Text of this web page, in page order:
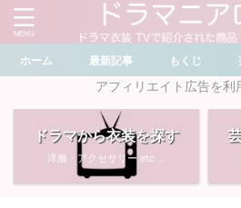
＼ ドラマ・芸能人を検索 ／
おすすめ検索ワード
川口春奈
ホーム 最新記事 もくじ
アフィリエイト広告を利
ドラマから衣装を探す
洋服・アクセサリー etc ...